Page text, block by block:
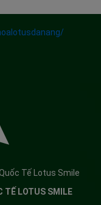
Tế Lotus Smile
TẾ LOTUS SMILE